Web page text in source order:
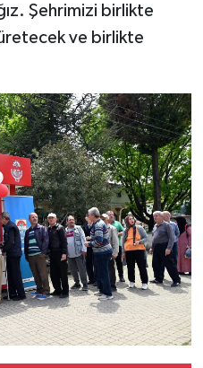
Şehrimizi birlikte
ve birlikte